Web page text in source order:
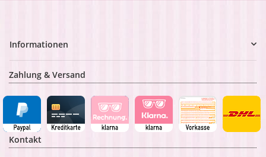
Informationen
Zahlung & Versand
Kontakt